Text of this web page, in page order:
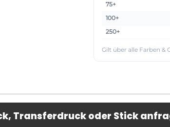
75+
100+
250+
Gilt über alle Farben &
Transferdruck oder Stick